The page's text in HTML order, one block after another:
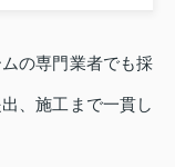
の専門業者でも採
、施工まで一貫し